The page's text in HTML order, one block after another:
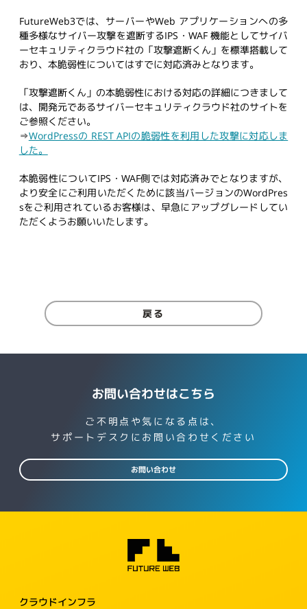
FutureWeb3では、サーバーやWeb アプリケーションへの多
種多様なサイバー攻撃を遮断するIPS・WAF 機能としてサイバ
ーセキュリティクラウド社の「攻撃遮断くん」を標準搭載して
おり、本脆弱性についてはすでに対応済みとなります。
「攻撃遮断くん」の本脆弱性における対応の詳細につきまして
は、開発元であるサイバーセキュリティクラウド社のサイトを
ご参照ください。
⇒WordPressの REST APIの脆弱性を利用した攻撃に対応しま
した。
本脆弱性についてIPS・WAF側では対応済みでとなりますが、
より安全にご利用いただくために該当バージョンのWordPres
sをご利用されているお客様は、早急にアップグレードしてい
ただくようお願いいたします。
戻る
お問い合わせはこちら
ご不明点や気になる点は、
サポートデスクにお問い合わせください
お問い合わせ
クラウドインフラ